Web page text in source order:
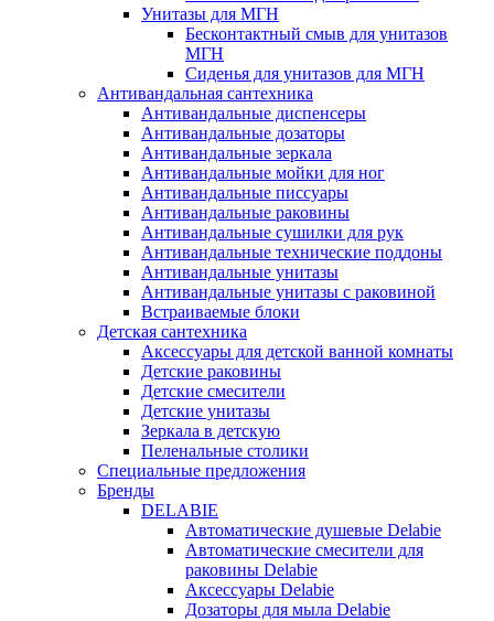
Унитазы для МГН
Бесконтактный смыв для унитазов
МГН
Сиденья для унитазов для МГН
Антивандальная сантехника
Антивандальные диспенсеры
Антивандальные дозаторы
Антивандальные зеркала
Антивандальные мойки для ног
Антивандальные писсуары
Антивандальные раковины
Антивандальные сушилки для рук
Антивандальные технические поддоны
Антивандальные унитазы
Антивандальные унитазы с раковиной
Встраиваемые блоки
Детская сантехника
Аксессуары для детской ванной комнаты
Детские раковины
Детские смесители
Детские унитазы
Зеркала в детскую
Пеленальные столики
Специальные предложения
Бренды
DELABIE
Автоматические душевые Delabie
Автоматические смесители для
раковины Delabie
Аксессуары Delabie
Дозаторы для мыла Delabie